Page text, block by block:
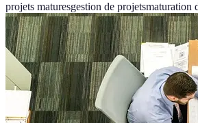
projets maturesgestion de projetsmaturation